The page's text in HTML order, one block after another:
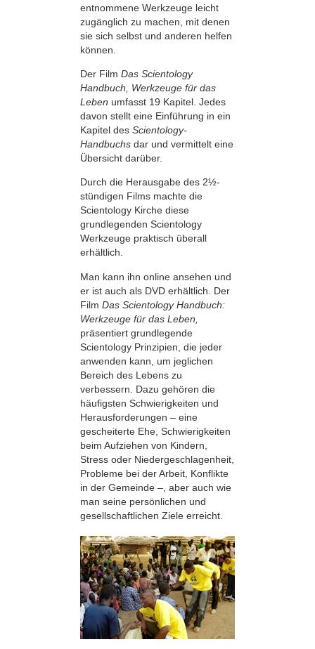
entnommene Werkzeuge leicht
zugänglich zu machen, mit denen
sie sich selbst und anderen helfen
können.
Der Film Das Scientology
Handbuch, Werkzeuge für das
Leben umfasst 19 Kapitel. Jedes
davon stellt eine Einführung in ein
Kapitel des Scientology-
Handbuchs dar und vermittelt eine
Übersicht darüber.
Durch die Herausgabe des 2½-
stündigen Films machte die
Scientology Kirche diese
grundlegenden Scientology
Werkzeuge praktisch überall
erhältlich.
Man kann ihn online ansehen und
er ist auch als DVD erhältlich. Der
Film Das Scientology Handbuch:
Werkzeuge für das Leben,
präsentiert grundlegende
Scientology Prinzipien, die jeder
anwenden kann, um jeglichen
Bereich des Lebens zu
verbessern. Dazu gehören die
häufigsten Schwierigkeiten und
Herausforderungen – eine
gescheiterte Ehe, Schwierigkeiten
beim Aufziehen von Kindern,
Stress oder Niedergeschlagenheit,
Probleme bei der Arbeit, Konflikte
in der Gemeinde –, aber auch wie
man seine persönlichen und
gesellschaftlichen Ziele erreicht.